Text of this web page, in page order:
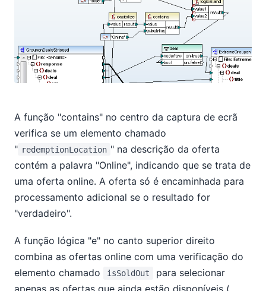
A função "contains" no centro da captura de ecrã
verifica se um elemento chamado
" redemptionLocation " na descrição da oferta
contém a palavra "Online", indicando que se trata de
uma oferta online. A oferta só é encaminhada para
processamento adicional se o resultado for
"verdadeiro".
A função lógica "e" no canto superior direito
combina as ofertas online com uma verificação do
elemento chamado
isSoldOut
para selecionar
apenas as ofertas que ainda estão disponíveis (